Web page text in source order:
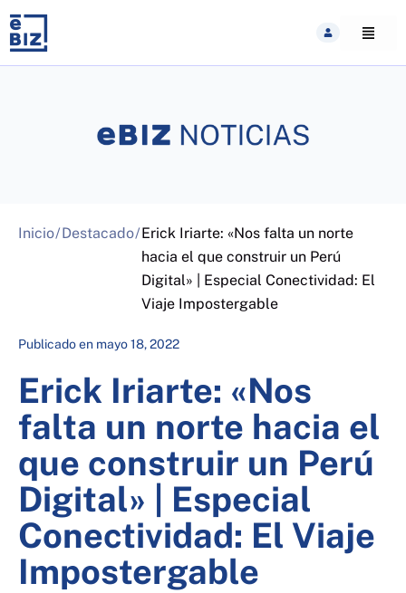
content
Inicio/Destacado/Erick Iriarte: «Nos falta un norte
hacia el que construir un Perú
Digital» | Especial Conectividad: El
Viaje Impostergable
Publicado en mayo 18, 2022
Erick Iriarte: «Nos
falta un norte hacia el
que construir un Perú
Digital» | Especial
Conectividad: El Viaje
Impostergable